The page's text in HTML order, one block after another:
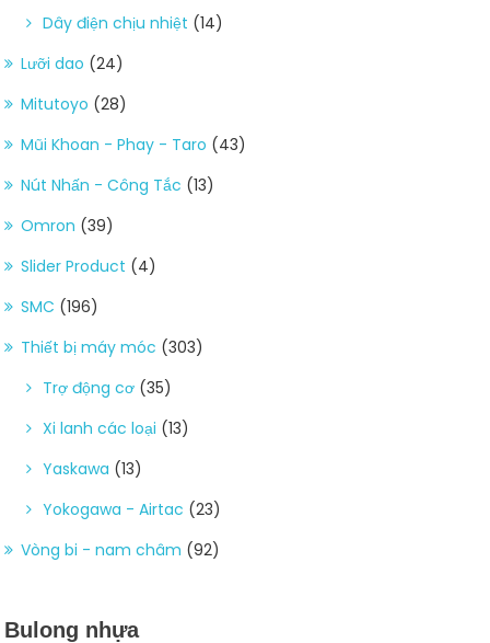
Dây điện chịu nhiệt (14)
Lưỡi dao (24)
Mitutoyo (28)
Mũi Khoan - Phay - Taro (43)
Nút Nhấn - Công Tắc (13)
Omron (39)
Slider Product (4)
SMC (196)
Thiết bị máy móc (303)
Trợ động cơ (35)
Xi lanh các loại (13)
Yaskawa (13)
Yokogawa - Airtac (23)
Vòng bi - nam châm (92)
Bulong nhựa